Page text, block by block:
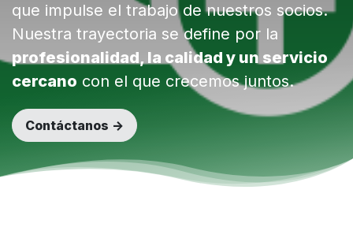
que impulse el trabajo de nuestros socios.
Nuestra trayectoria se define por la
profesionalidad, la calidad y un servicio
cercano con el que crecemos juntos.
Contáctanos ->